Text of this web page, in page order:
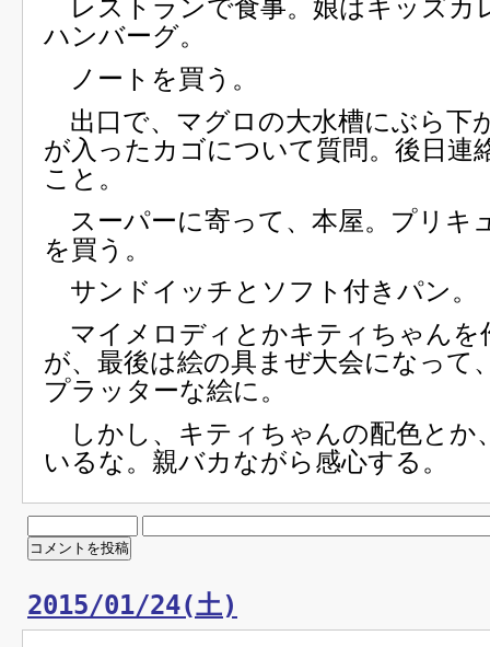
レストランで食事。娘はキッズカ
ハンバーグ。
ノートを買う。
出口で、マグロの大水槽にぶら下
が入ったカゴについて質問。後日連
こと。
スーパーに寄って、本屋。プリキ
を買う。
サンドイッチとソフト付きパン。
マイメロディとかキティちゃんを
が、最後は絵の具まぜ大会になって
プラッターな絵に。
しかし、キティちゃんの配色とか
いるな。親バカながら感心する。
2015/01/24(土)